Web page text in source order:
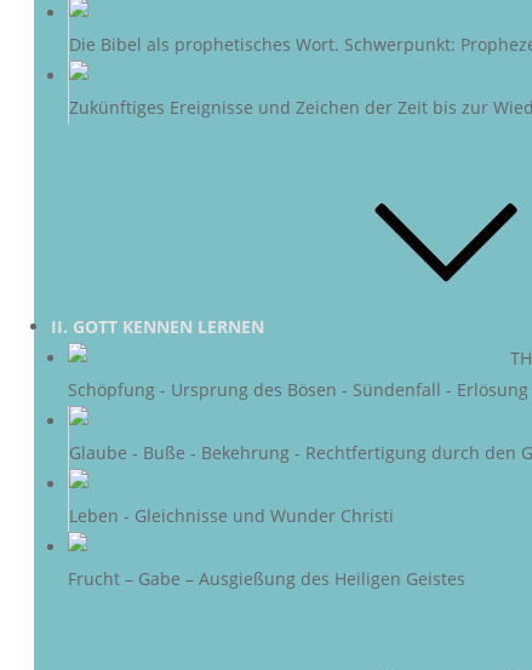
Die Bibel als prophetisches Wort. Schwerpunkt:
Zukünftiges Ereignisse und Zeichen der Zeit bis zur
II. GOTT KENNEN LERNEN
Schöpfung - Ursprung des Bösen - Sündenfall - Erlösung
Glaube - Buße - Bekehrung - Rechtfertigung durch den
Leben - Gleichnisse und Wunder Christi
Frucht – Gabe – Ausgießung des Heiligen Geistes